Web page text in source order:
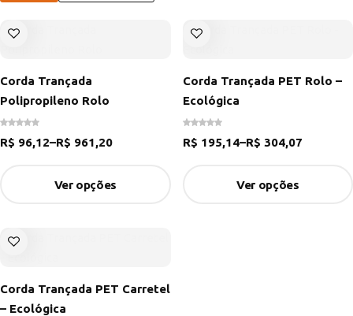
Corda Trançada
Polipropileno Rolo
R$ 96,12–R$ 961,20
Ver opções
Corda Trançada PET Rolo –
Ecológica
R$ 195,14–R$ 304,07
Ver opções
Corda Trançada PET Carretel
– Ecológica